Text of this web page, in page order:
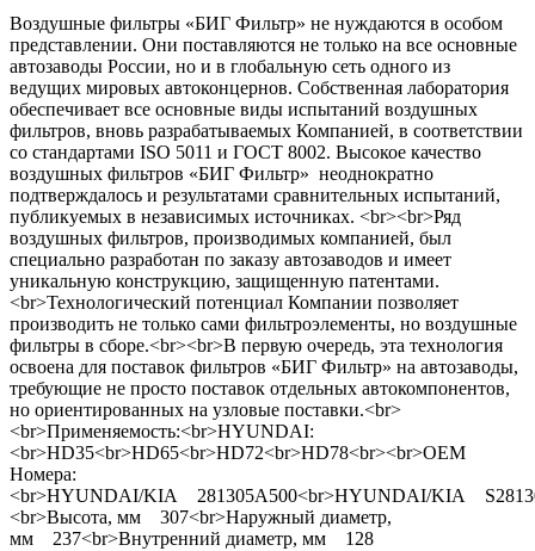
Воздушные фильтры «БИГ Фильтр» не нуждаются в особом
представлении. Они поставляются не только на все основные
автозаводы России, но и в глобальную сеть одного из
ведущих мировых автоконцернов. Собственная лаборатория
обеспечивает все основные виды испытаний воздушных
фильтров, вновь разрабатываемых Компанией, в соответствии
со стандартами ISO 5011 и ГОСТ 8002. Высокое качество
воздушных фильтров «БИГ Фильтр» неоднократно
подтверждалось и результатами сравнительных испытаний,
публикуемых в независимых источниках. <br><br>Ряд
воздушных фильтров, производимых компанией, был
специально разработан по заказу автозаводов и имеет
уникальную конструкцию, защищенную патентами.
<br>Технологический потенциал Компании позволяет
производить не только сами фильтроэлементы, но воздушные
фильтры в сборе.<br><br>В первую очередь, эта технология
освоена для поставок фильтров «БИГ Фильтр» на автозаводы,
требующие не просто поставок отдельных автокомпонентов,
но ориентированных на узловые поставки.<br>
<br>Применяемость:<br>HYUNDAI:
<br>HD35<br>HD65<br>HD72<br>HD78<br><br>OEM
Номера:
<br>HYUNDAI/KIA 281305A500<br>HYUNDAI/KIA
<br>Высота, мм 307<br>Наружный диаметр,
мм 237<br>Внутренний диаметр, мм 128